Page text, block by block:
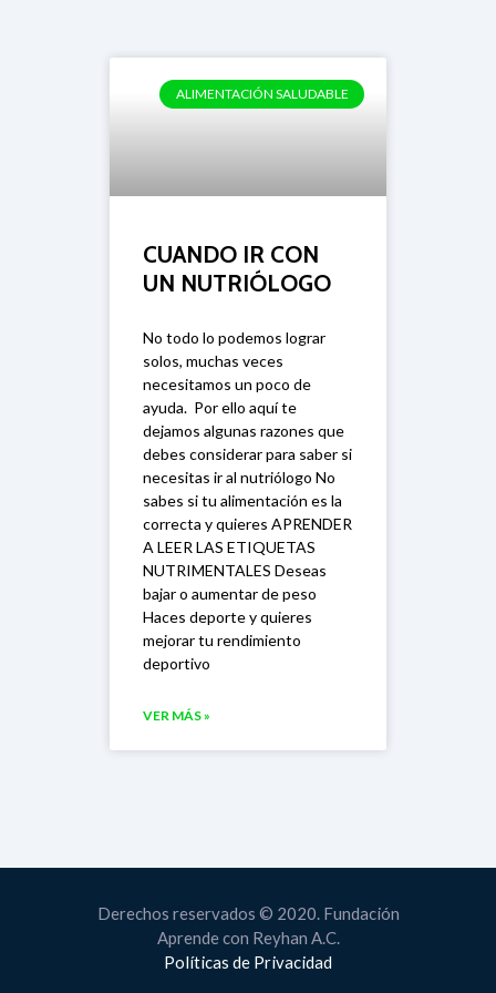
ALIMENTACIÓN SALUDABLE
CUANDO IR CON
UN NUTRIÓLOGO
No todo lo podemos lograr
solos, muchas veces
necesitamos un poco de
ayuda. Por ello aquí te
dejamos algunas razones que
debes considerar para saber si
necesitas ir al nutriólogo No
sabes si tu alimentación es la
correcta y quieres APRENDER
A LEER LAS ETIQUETAS
NUTRIMENTALES Deseas
bajar o aumentar de peso
Haces deporte y quieres
mejorar tu rendimiento
deportivo
VER MÁS »
Derechos reservados © 2020. Fundación
Aprende con Reyhan A.C.
Políticas de Privacidad